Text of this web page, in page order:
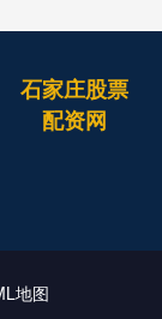
石家庄股票
配资网
地图